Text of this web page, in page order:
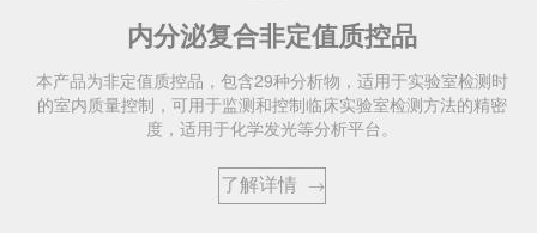
内分泌复合非定值质控品
本产品为非定值质控品，包含29种分析物，适用于实验室检测时
的室内质量控制，可用于监测和控制临床实验室检测方法的精密
度，适用于化学发光等分析平台。
了解详情 →